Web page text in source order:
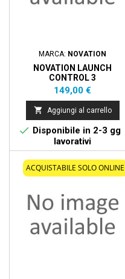
MARCA: NOVATION
NOVATION LAUNCH
CONTROL 3
Prezzo
149,00 €
 Aggiungi al carrello
 Disponibile in 2-3 gg
lavorativi
ACQUISTABILE SOLO ONLINE